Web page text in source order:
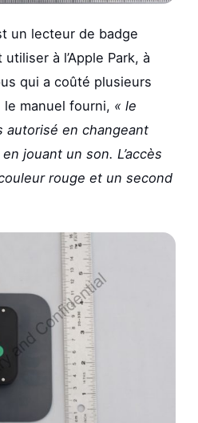
un lecteur de badge
à l’Apple Park, à
qui a coûté plusieurs
le manuel fourni, « le
autorisé en changeant
jouant un son. L’accès
rouge et un second